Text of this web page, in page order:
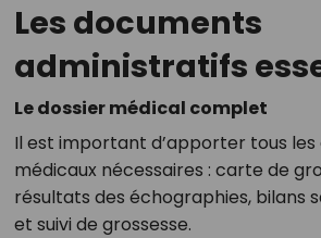
Les documents
administratifs
Le dossier médical complet
Il est important d’apporter tous
médicaux nécessaires : carte de
résultats des échographies, bilans
et suivi de grossesse.